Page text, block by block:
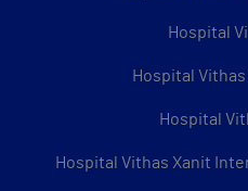
Hospital
Hospital
Hospital
Hospital Vithas Xanit